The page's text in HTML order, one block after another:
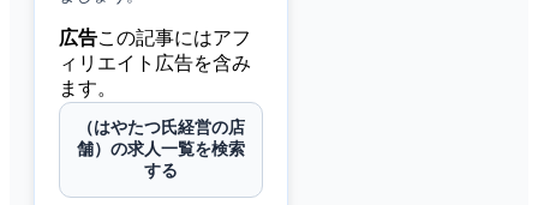
広告この記事にはアフ
ィリエイト広告を含み
ます。
（はやたつ氏経営の店
舗）の求人一覧を検索
する